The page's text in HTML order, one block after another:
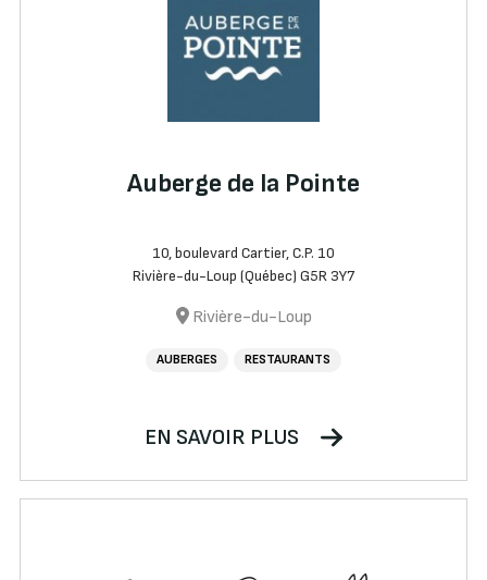
Auberge de la Pointe
10, boulevard Cartier, C.P. 10
Rivière-du-Loup (Québec) G5R 3Y7
Rivière-du-Loup
AUBERGES RESTAURANTS
EN SAVOIR PLUS